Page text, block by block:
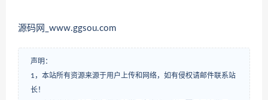
源码网_www.ggsou.com
声明：
1，本站所有资源来源于用户上传和网络，如有侵权请邮件联系站
长！